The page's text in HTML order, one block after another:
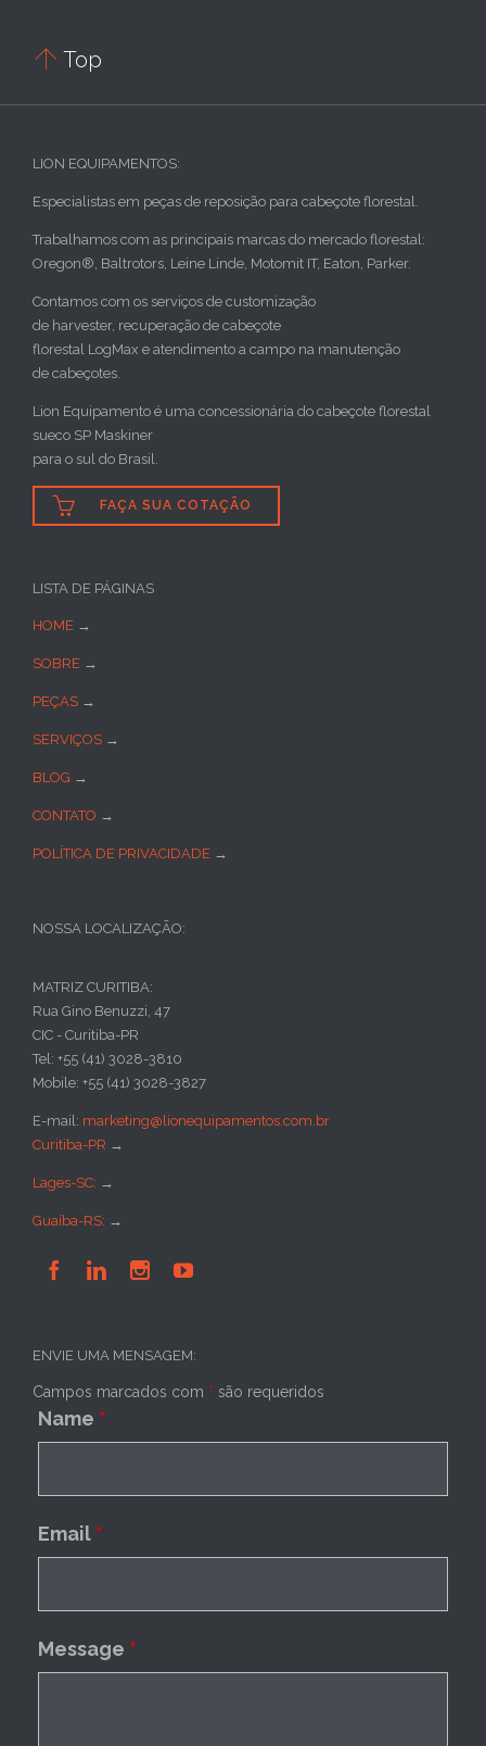
 Top
LION EQUIPAMENTOS:
Especialistas em peças de reposição para cabeçote florestal.
Trabalhamos com as principais marcas do mercado florestal:
Oregon®, Baltrotors, Leine Linde, Motomit IT, Eaton, Parker.
Contamos com os serviços de customização
de harvester, recuperação de cabeçote
florestal LogMax e atendimento a campo na manutenção
de cabeçotes.
Lion Equipamento é uma concessionária do cabeçote florestal
sueco SP Maskiner
para o sul do Brasil.
 FAÇA SUA COTAÇÃO
LISTA DE PÁGINAS
HOME →
SOBRE →
PEÇAS →
SERVIÇOS →
BLOG →
CONTATO →
POLÍTICA DE PRIVACIDADE →
NOSSA LOCALIZAÇÃO:
MATRIZ CURITIBA:
Rua Gino Benuzzi, 47
CIC - Curitiba-PR
Tel: +55 (41) 3028-3810
Mobile: +55 (41) 3028-3827
E-mail: marketing@lionequipamentos.com.br
Curitiba-PR →
Lages-SC: →
Guaíba-RS: →
   
ENVIE UMA MENSAGEM:
Campos marcados com * são requeridos
Name *
Email *
Message *